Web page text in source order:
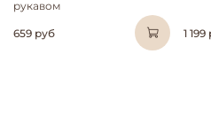
рукавом
659 руб 1 199